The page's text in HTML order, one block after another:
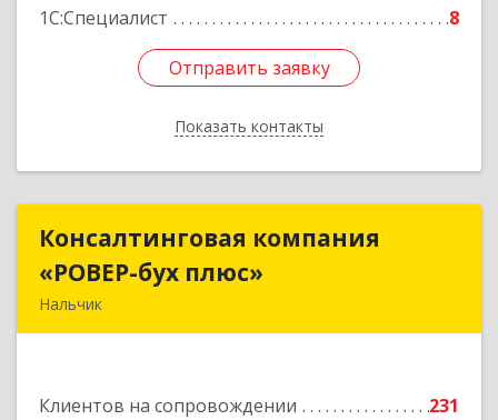
1С:Специалист
8
Отправить заявку
Показать контакты
Отправить заявку
Назад
Консалтинговая компания
«РОВЕР-бух плюс»
Нальчик
Клиентов на сопровождении
231
Консалтинговая компания
«РОВЕР-бух плюс»
Подробнее